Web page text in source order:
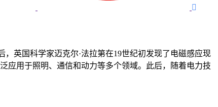

英国科学家迈克尔·法拉第在19世纪初发现了电磁感应现
应用于照明、通信和动力等多个领域。此后，随着电力技